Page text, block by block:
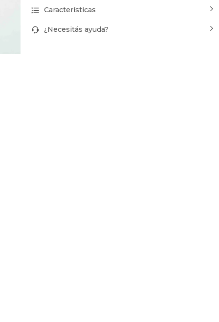
Características
¿Necesitás ayuda?